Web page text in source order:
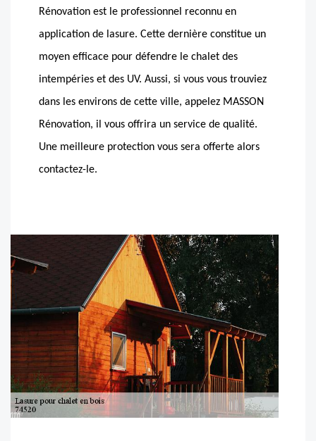
Rénovation est le professionnel reconnu en
application de lasure. Cette dernière constitue un
moyen efficace pour défendre le chalet des
intempéries et des UV. Aussi, si vous vous trouviez
dans les environs de cette ville, appelez MASSON
Rénovation, il vous offrira un service de qualité.
Une meilleure protection vous sera offerte alors
contactez-le.